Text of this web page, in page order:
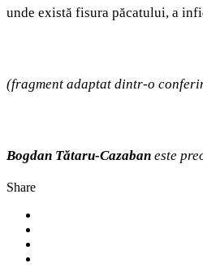
unde există fisura păcatului, a
(fragment adaptat dintr-o
Bogdan Tătaru-Cazaban este
Share